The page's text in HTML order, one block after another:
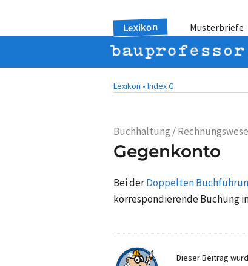
Lexikon Musterbriefe
Lexikon • Index G
Buchhaltung /
Gegenkonto
Bei derDoppelten
korrespondierende Buchung
Dieser Beitrag